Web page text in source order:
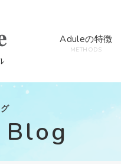
Aduleの特徴
METHODS